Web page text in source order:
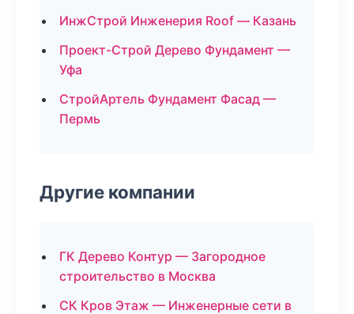
ИнжСтрой Инженерия Roof — Казань
Проект-Строй Дерево Фундамент —
Уфа
СтройАртель Фундамент Фасад —
Пермь
Другие компании
ГК Дерево Контур — Загородное
строительство в Москва
СК Кров Этаж — Инженерные сети в